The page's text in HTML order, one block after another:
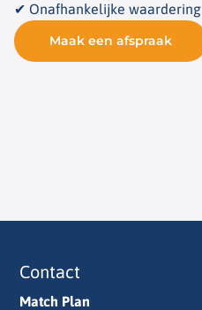
✔ Onafhankelijke waardering
Maak een afspraak
Contact
Match Plan